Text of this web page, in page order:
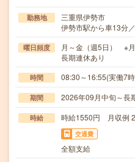
勤務地
三重県伊勢市
伊勢市駅から車13分
曜日頻度
月～金（週5日） ※
長期連休あり
時間 08:30～16:55(実働7
期間 2026年09月中旬～長
時給 時給1550円 月収例
交通費
全額支給